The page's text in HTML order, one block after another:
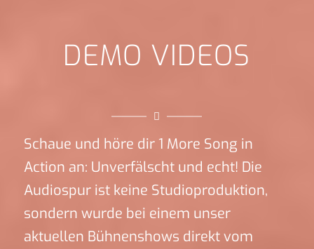
DEMO VIDEOS
Schaue und höre dir 1 More Song in
Action an: Unverfälscht und echt! Die
Audiospur ist keine Studioproduktion,
sondern wurde bei einem unser
aktuellen Bühnenshows direkt vom